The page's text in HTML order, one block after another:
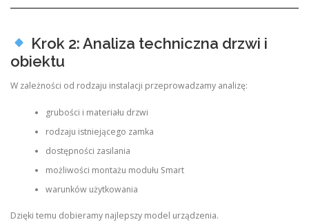
Krok 2: Analiza techniczna drzwi i
obiektu
W zależności od rodzaju instalacji przeprowadzamy analizę:
grubości i materiału drzwi
rodzaju istniejącego zamka
dostępności zasilania
możliwości montażu modułu Smart
warunków użytkowania
Dzięki temu dobieramy najlepszy model urządzenia.